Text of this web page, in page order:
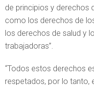
de principios y derechos
como los derechos de
los derechos de salud y
trabajadoras”.
“Todos estos derechos
respetados, por lo tanto,